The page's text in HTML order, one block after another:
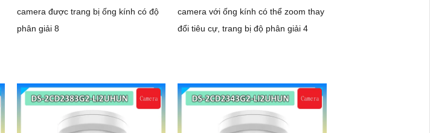
camera được trang bị ống kính có độ
phân giải 8
camera với ống kính có thể zoom thay
đổi tiêu cự, trang bị độ phân giải 4